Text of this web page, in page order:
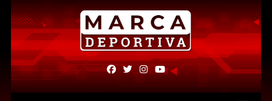
Skip
content
fab
fa-
fab
fa-
fab fab